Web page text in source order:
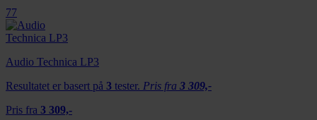
77
Audio Technica LP3
Resultatet er basert på 3 tester. Pris fra 3 309,-
Pris fra 3 309,-